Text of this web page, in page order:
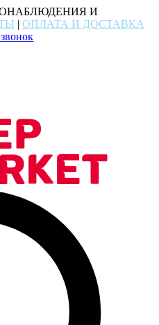
И
| ОПЛАТА И ДОСТАВКА